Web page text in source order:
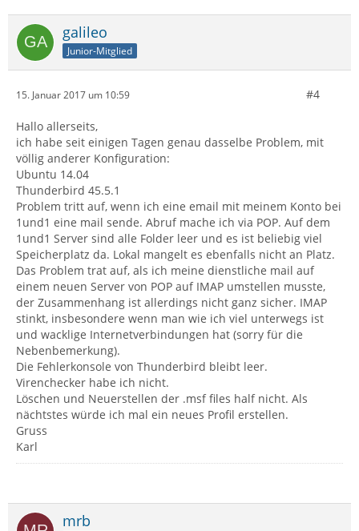
galileo
Junior-Mitglied
15. Januar 2017 um 10:59 #4
Hallo allerseits,
ich habe seit einigen Tagen genau dasselbe Problem, mit
völlig anderer Konfiguration:
Ubuntu 14.04
Thunderbird 45.5.1
Problem tritt auf, wenn ich eine email mit meinem Konto bei
1und1 eine mail sende. Abruf mache ich via POP. Auf dem
1und1 Server sind alle Folder leer und es ist beliebig viel
Speicherplatz da. Lokal mangelt es ebenfalls nicht an Platz.
Das Problem trat auf, als ich meine dienstliche mail auf
einem neuen Server von POP auf IMAP umstellen musste,
der Zusammenhang ist allerdings nicht ganz sicher. IMAP
stinkt, insbesondere wenn man wie ich viel unterwegs ist
und wacklige Internetverbindungen hat (sorry für die
Nebenbemerkung).
Die Fehlerkonsole von Thunderbird bleibt leer.
Virenchecker habe ich nicht.
Löschen und Neuerstellen der .msf files half nicht. Als
nächtstes würde ich mal ein neues Profil erstellen.
Gruss
Karl
mrb